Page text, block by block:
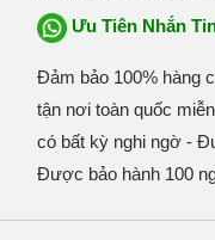
Ưu Tiên Nhắn
Đảm bảo 100% hàng
tận nơi toàn quốc
có bất kỳ nghi ngờ -
Được bảo hành 100